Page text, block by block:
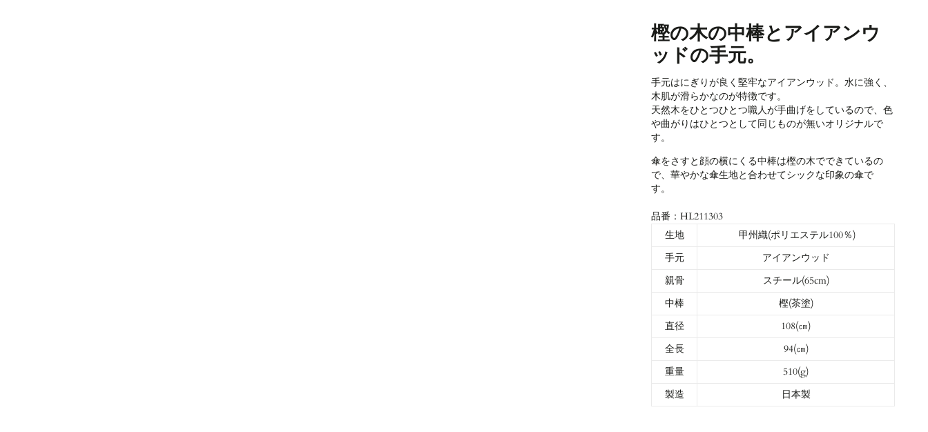
樫の木の中棒とアイアンウ
ッドの手元。
手元はにぎりが良く堅牢なアイアンウッド。水に強く、
木肌が滑らかなのが特徴です。
天然木をひとつひとつ職人が手曲げをしているので、色
や曲がりはひとつとして同じものが無いオリジナルで
す。
傘をさすと顔の横にくる中棒は樫の木でできているの
で、華やかな傘生地と合わせてシックな印象の傘で
す。
品番：HL211303
生地
甲州織(ポリエステル100％)
手元
アイアンウッド
親骨
スチール(65cm)
中棒
樫(茶塗)
直径
108(㎝)
全長
94(㎝)
重量
510(g)
製造
日本製